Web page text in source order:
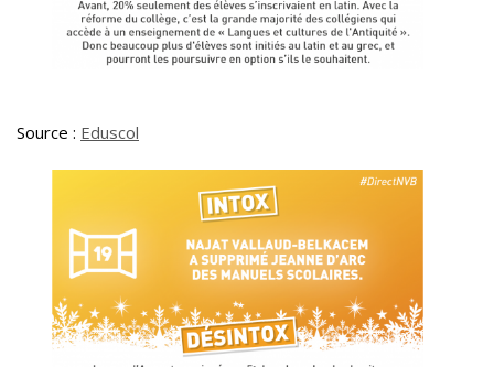
Source : Eduscol